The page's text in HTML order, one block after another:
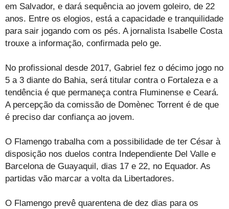
em Salvador, e dará sequência ao jovem goleiro, de 22
anos. Entre os elogios, está a capacidade e tranquilidade
para sair jogando com os pés. A jornalista Isabelle Costa
trouxe a informação, confirmada pelo ge.
No profissional desde 2017, Gabriel fez o décimo jogo no
5 a 3 diante do Bahia, será titular contra o Fortaleza e a
tendência é que permaneça contra Fluminense e Ceará.
A percepção da comissão de Domènec Torrent é de que
é preciso dar confiança ao jovem.
O Flamengo trabalha com a possibilidade de ter César à
disposição nos duelos contra Independiente Del Valle e
Barcelona de Guayaquil, dias 17 e 22, no Equador. As
partidas vão marcar a volta da Libertadores.
O Flamengo prevê quarentena de dez dias para os